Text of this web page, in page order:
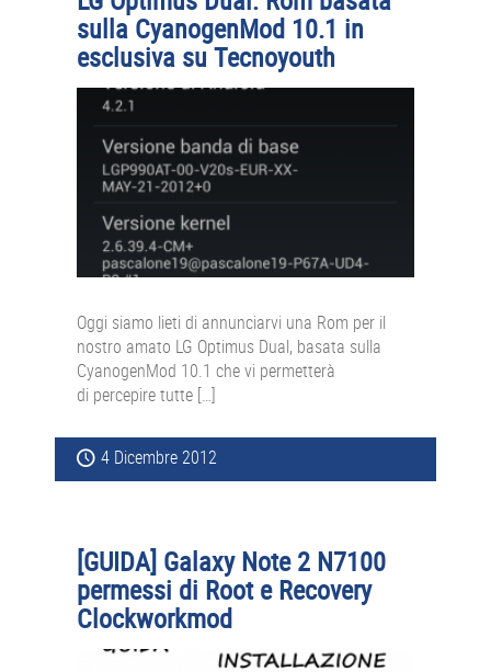
sulla CyanogenMod 10.1 in
esclusiva su Tecnoyouth
Oggi siamo lieti di annunciarvi una Rom per il
nostro amato LG Optimus Dual, basata sulla
CyanogenMod 10.1 che vi permetterà
di percepire tutte […]
4 Dicembre 2012
[GUIDA] Galaxy Note 2 N7100
permessi di Root e Recovery
Clockworkmod